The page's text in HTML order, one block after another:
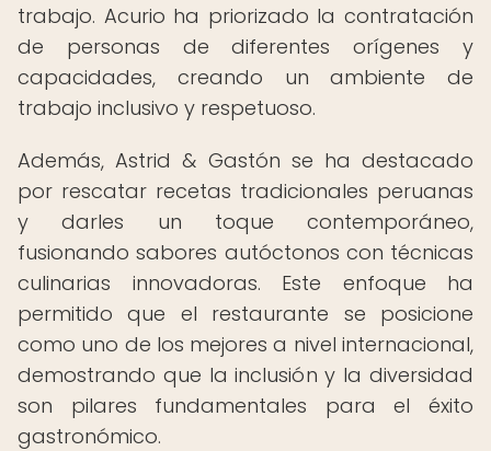
trabajo. Acurio ha priorizado la contratación
de personas de diferentes orígenes y
capacidades, creando un ambiente de
trabajo inclusivo y respetuoso.
Además, Astrid & Gastón se ha destacado
por rescatar recetas tradicionales peruanas
y darles un toque contemporáneo,
fusionando sabores autóctonos con técnicas
culinarias innovadoras. Este enfoque ha
permitido que el restaurante se posicione
como uno de los mejores a nivel internacional,
demostrando que la inclusión y la diversidad
son pilares fundamentales para el éxito
gastronómico.